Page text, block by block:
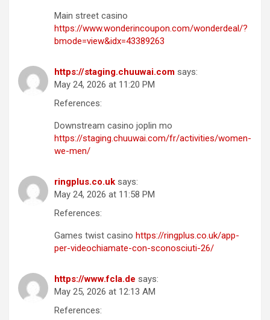
Main street casino
https://www.wonderincoupon.com/wonderdeal/?
bmode=view&idx=43389263
https://staging.chuuwai.com says:
May 24, 2026 at 11:20 PM
References:
Downstream casino joplin mo
https://staging.chuuwai.com/fr/activities/women-
we-men/
ringplus.co.uk says:
May 24, 2026 at 11:58 PM
References:
Games twist casino https://ringplus.co.uk/app-
per-videochiamate-con-sconosciuti-26/
https://www.fcla.de says:
May 25, 2026 at 12:13 AM
References: